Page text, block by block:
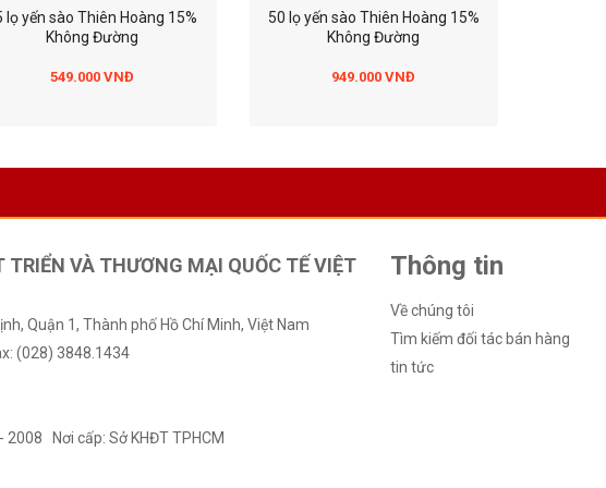
lọ yến sào Thiên Hoàng 15%
Không Đường
549.000 VNĐ
50 lọ yến sào Thiên Hoàng 15%
Không Đường
949.000 VNĐ
Hoàng 15% Vani + 10 gói
80 Lọ
VÀ THƯƠNG MẠI QUỐC TẾ VIỆT
Quận 1, Thành phố Hồ Chí Minh, Việt Nam
(028) 3848.1434
Nơi cấp: Sở KHĐT TPHCM
Thông tin
Về chúng tôi
Tìm kiếm đối tác bán hàng
tin tức